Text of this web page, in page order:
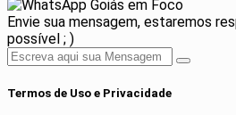
Goiás em Foco
Envie sua mensagem, estaremos
possível ; )
Termos de Uso e Privacidade